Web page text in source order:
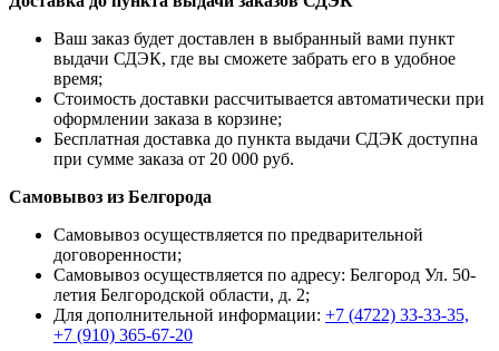
Ваш заказ будет доставлен в выбранный вами пункт
выдачи СДЭК, где вы сможете забрать его в удобное
время;
Стоимость доставки рассчитывается автоматически при
оформлении заказа в корзине;
Бесплатная доставка до пункта выдачи СДЭК доступна
при сумме заказа от 20 000 руб.
Самовывоз из Белгорода
Самовывоз осуществляется по предварительной
договоренности;
Самовывоз осуществляется по адресу: Белгород Ул. 50-
летия Белгородской области, д. 2;
Для дополнительной информации: +7 (4722) 33-33-35,
+7 (910) 365-67-20